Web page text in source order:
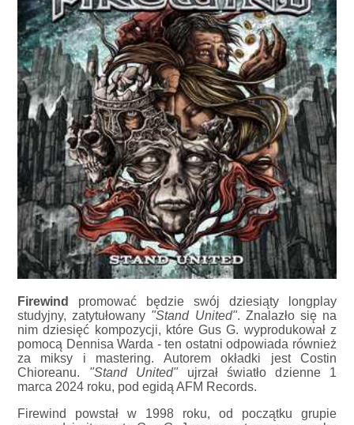
Firewind
promować będzie swój dziesiąty longplay
studyjny, zatytułowany "Stand United". Znalazło się na
nim dziesięć kompozycji, które Gus G. wyprodukował z
pomocą Dennisa Warda - ten ostatni odpowiada również
za miksy i mastering. Autorem okładki jest Costin
Chioreanu. "Stand United"ujrzał światło dzienne 1
marca 2024 roku, pod egidą AFM Records.
Firewind powstał w 1998 roku, od początku grupie